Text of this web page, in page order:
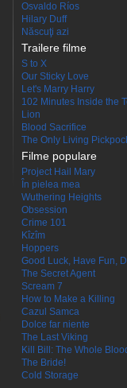
Osvaldo Ríos
Hilary Duff
Născuţi azi
Trailere filme
S to X
Our Sticky Love
Let's Marry Harry
102 Minutes Inside the
Lion
Blood Sacrifice
The Only Living
Filme populare
Project Hail Mary
În pielea mea
Wuthering Heights
Obsession
Crime 101
Kîzîm
Hoppers
Good Luck, Have Fun,
The Secret Agent
Scream 7
How to Make a Killing
Cazul Samca
Dolce far niente
The Last Viking
Kill Bill: The Whole
The Bride!
Cold Storage